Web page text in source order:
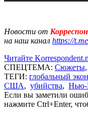
Новости от
на наш канал https://
Читайте
СПЕЦТЕМА: Сюжеты,
ТЕГИ: глобальный
США, убийства, Нью-
Если вы заметили
нажмите Ctrl+Enter,